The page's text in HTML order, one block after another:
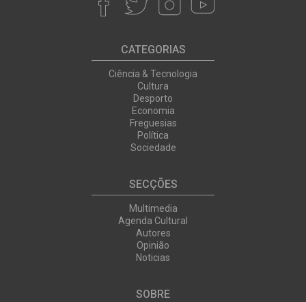
CATEGORIAS
Ciência & Tecnologia
Cultura
Desporto
Economia
Freguesias
Política
Sociedade
SECÇÕES
Multimedia
Agenda Cultural
Autores
Opinião
Noticias
SOBRE